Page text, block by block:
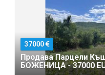
37000
Продава Парцели
БОЖЕНИЦА - 37000